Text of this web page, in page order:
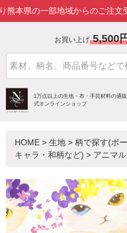
一部地域からのご注文受付を一
お買い上げ 5,500
1万点以上の生地・布・手芸材料の通
式オンラインショップ
HOME > 生地 > 柄で探す(ボ
キャラ・和柄など) > アニマ